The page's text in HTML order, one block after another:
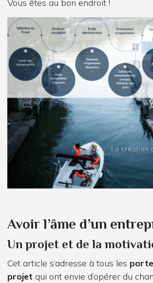
Vous êtes au bon endroit !
Avoir l’âme d’un
Un projet et de la
Cet article s’adresse à tous les
projet qui ont envie d’opérer du